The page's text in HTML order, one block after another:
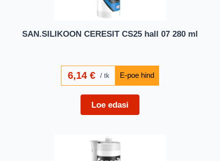
SAN.SILIKOON CERESIT CS25 hall 07 280 ml
6,14€ tk
Loe edasi